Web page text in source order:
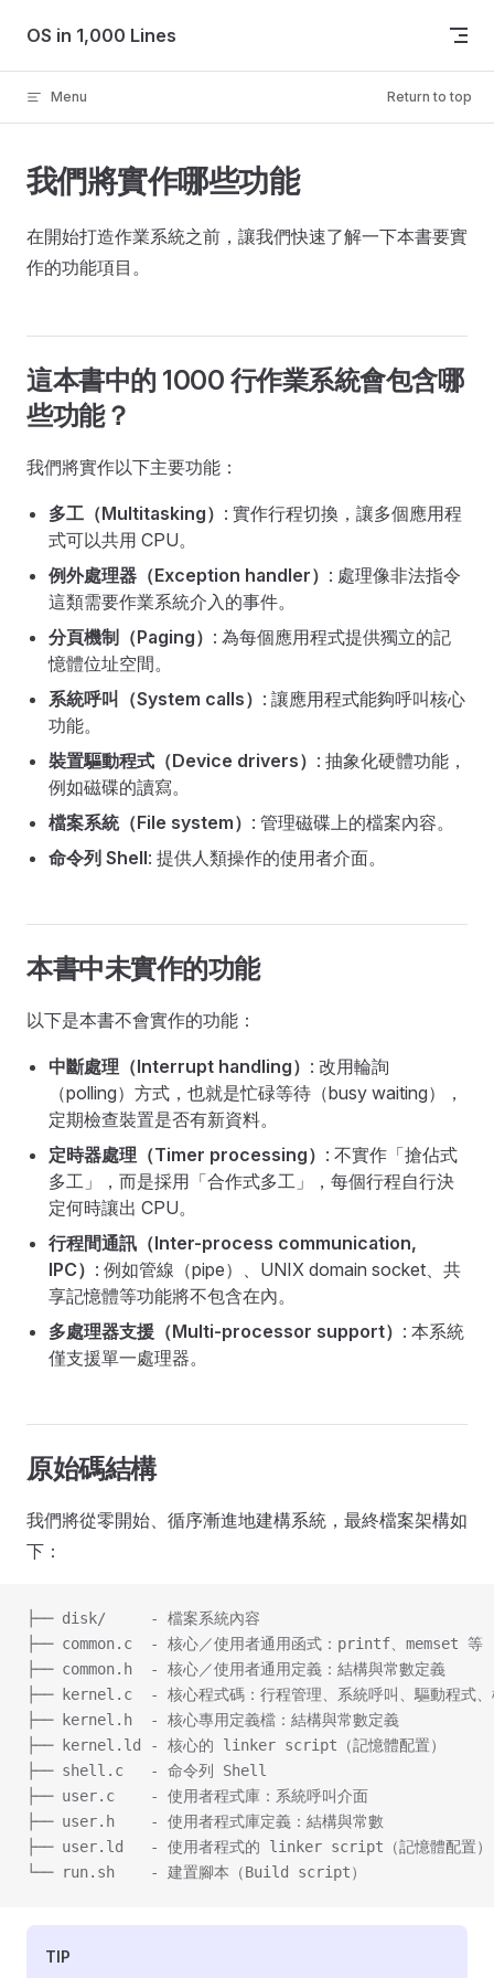
Skip to content
OS in 1,000 Lines
Menu Return to top
我們將實作哪些功能
在開始打造作業系統之前，讓我們快速了解一下本書要實
作的功能項目。
這本書中的 1000 行作業系統會包含哪
些功能？
我們將實作以下主要功能：
多工（Multitasking） : 實作行程切換，讓多個應用程
式可以共用 CPU。
例外處理器（Exception handler） : 處理像非法指令
這類需要作業系統介入的事件。
分頁機制（Paging） : 為每個應用程式提供獨立的記
憶體位址空間。
系統呼叫（System calls） : 讓應用程式能夠呼叫核心
功能。
裝置驅動程式（Device drivers） : 抽象化硬體功能，
例如磁碟的讀寫。
檔案系統（File system） : 管理磁碟上的檔案內容。
命令列 Shell: 提供人類操作的使用者介面。
本書中未實作的功能
以下是本書不會實作的功能：
中斷處理（Interrupt handling） : 改用輪詢
（polling）方式，也就是忙碌等待（busy waiting），
定期檢查裝置是否有新資料。
定時器處理（Timer processing） : 不實作「搶佔式
多工」，而是採用「合作式多工」，每個行程自行決
定何時讓出 CPU。
行程間通訊（Inter-process communication,
IPC） : 例如管線（pipe）、UNIX domain socket、共
享記憶體等功能將不包含在內。
多處理器支援（Multi-processor support） : 本系統
僅支援單一處理器。
原始碼結構
我們將從零開始、循序漸進地建構系統，最終檔案架構如
下：
├── disk/     - 檔案系統內容
├── common.c  - 核心／使用者通用函式：printf、memset 等
├── common.h  - 核心／使用者通用定義：結構與常數定義
├── kernel.c  - 核心程式碼：行程管理、系統呼叫、驅動程式、
├── kernel.h  - 核心專用定義檔：結構與常數定義
├── kernel.ld - 核心的 linker script（記憶體配置）
├── shell.c   - 命令列 Shell
├── user.c    - 使用者程式庫：系統呼叫介面
├── user.h    - 使用者程式庫定義：結構與常數
├── user.ld   - 使用者程式的 linker script（記憶體配置）
└── run.sh    - 建置腳本（Build script）
TIP